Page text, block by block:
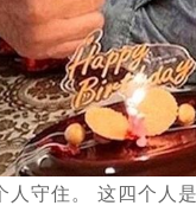
人守住。 这四个人